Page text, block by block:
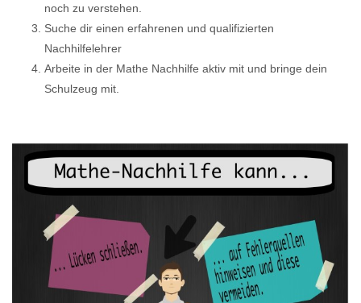
noch zu verstehen.
Suche dir einen erfahrenen und qualifizierten
Nachhilfelehrer
Arbeite in der Mathe Nachhilfe aktiv mit und bringe dein
Schulzeug mit.